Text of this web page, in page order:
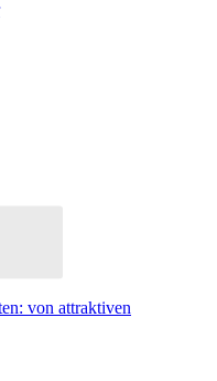
von attraktiven